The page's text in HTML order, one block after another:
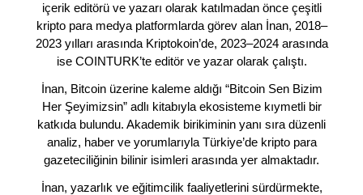
içerik editörü ve yazarı olarak katılmadan önce çeşitli
kripto para medya platformlarda görev alan İnan, 2018–
2023 yılları arasında Kriptokoin’de, 2023–2024 arasında
ise COINTURK’te editör ve yazar olarak çalıştı.
İnan, Bitcoin üzerine kaleme aldığı “Bitcoin Sen Bizim
Her Şeyimizsin” adlı kitabıyla ekosisteme kıymetli bir
katkıda bulundu. Akademik birikiminin yanı sıra düzenli
analiz, haber ve yorumlarıyla Türkiye’de kripto para
gazeteciliğinin bilinir isimleri arasında yer almaktadır.
İnan, yazarlık ve eğitimcilik faaliyetlerini sürdürmekte,